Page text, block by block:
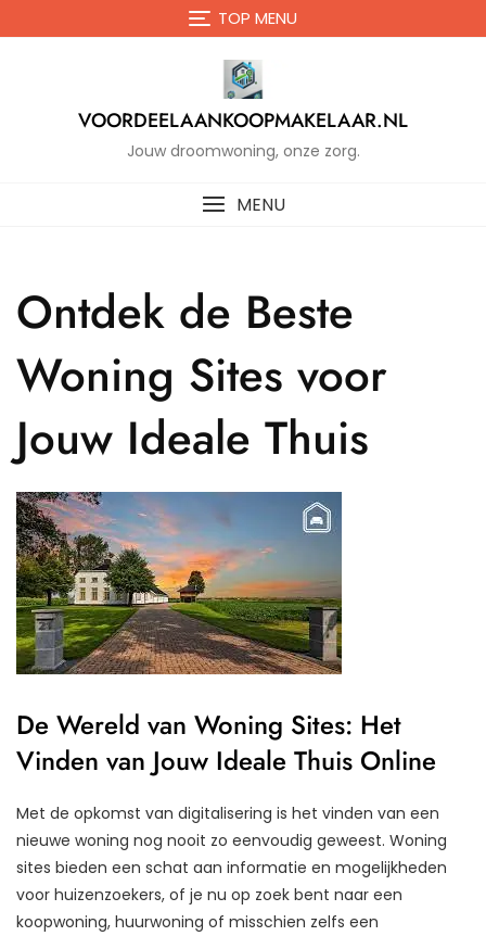
de
TOP MENU
VOORDEELAANKOOPMAKELAAR.NL
Jouw droomwoning, onze zorg.
MENU
Ontdek de Beste
Woning Sites voor
Jouw Ideale Thuis
De Wereld van Woning Sites: Het
Vinden van Jouw Ideale Thuis Online
Met de opkomst van digitalisering is het vinden van een
nieuwe woning nog nooit zo eenvoudig geweest. Woning
sites bieden een schat aan informatie en mogelijkheden
voor huizenzoekers, of je nu op zoek bent naar een
koopwoning, huurwoning of misschien zelfs een